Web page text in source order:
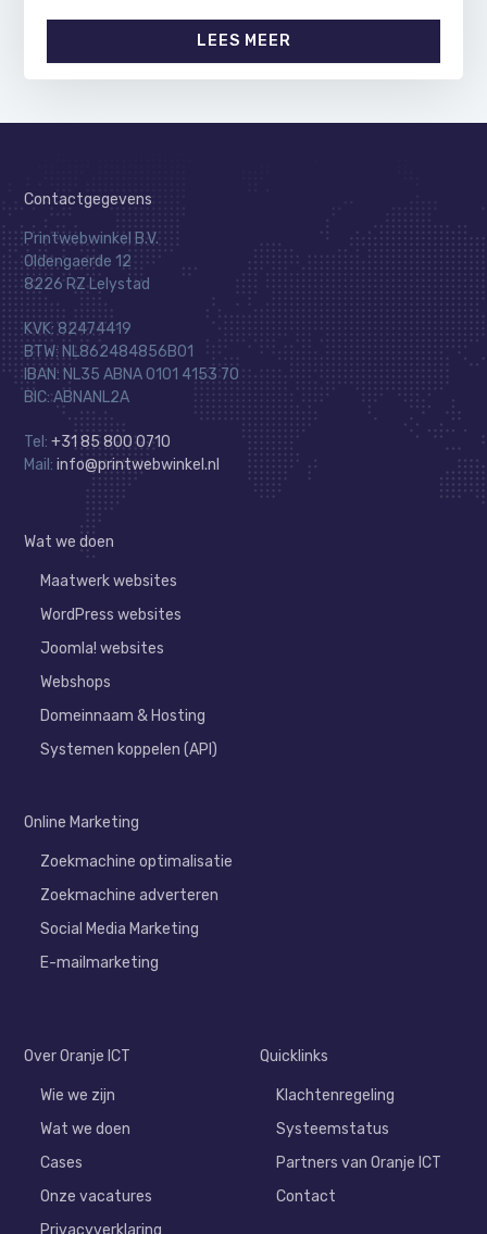
LEES MEER
Contactgegevens
Printwebwinkel B.V.
Oldengaerde 12
8226 RZ Lelystad
KVK: 82474419
BTW: NL862484856B01
IBAN: NL35 ABNA 0101 4153 70
BIC: ABNANL2A
Tel:+31 85 800 0710
Mail:info@printwebwinkel.nl
Wat we doen
Maatwerk websites
WordPress websites
Joomla! websites
Webshops
Domeinnaam & Hosting
Systemen koppelen (API)
Online Marketing
Zoekmachine optimalisatie
Zoekmachine adverteren
Social Media Marketing
E-mailmarketing
Over Oranje ICT
Wie we zijn
Wat we doen
Cases
Onze vacatures
Privacyverklaring
Quicklinks
Klachtenregeling
Systeemstatus
Partners van Oranje ICT
Contact